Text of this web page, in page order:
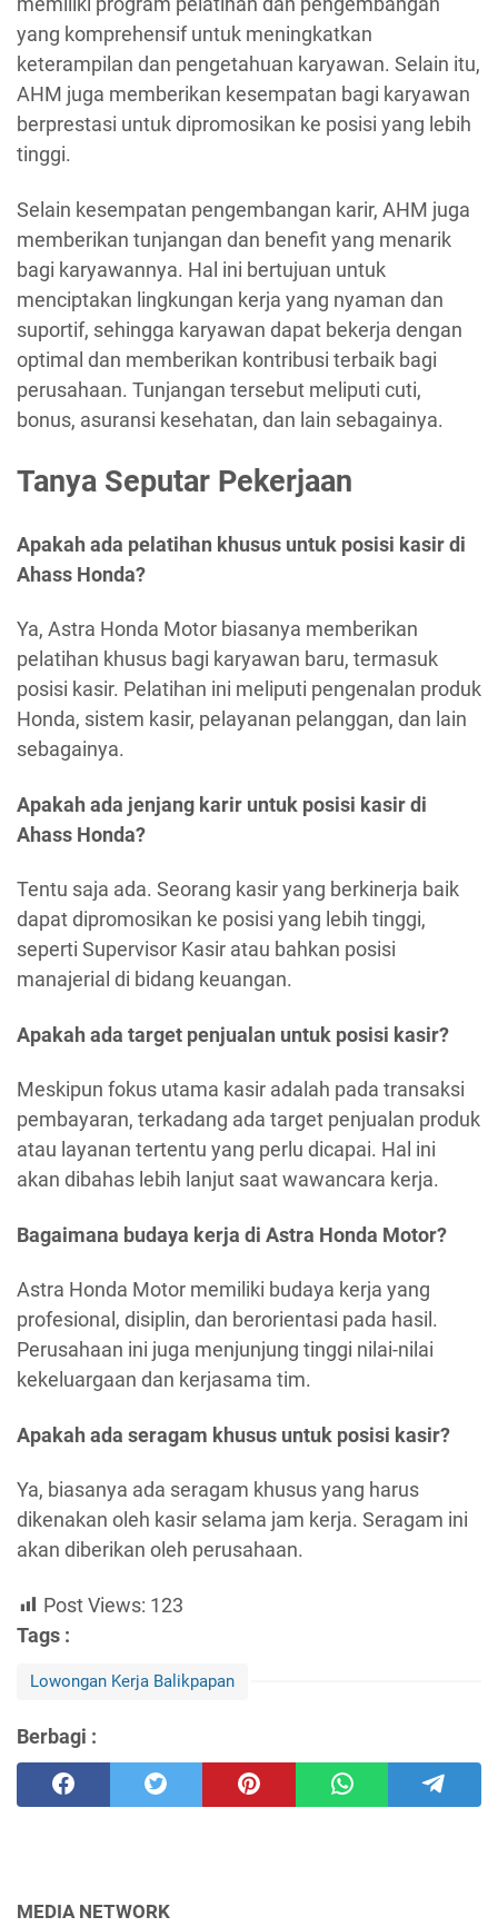
yang komprehensif untuk meningkatkan
keterampilan dan pengetahuan karyawan. Selain itu,
AHM juga memberikan kesempatan bagi karyawan
berprestasi untuk dipromosikan ke posisi yang lebih
tinggi.
Selain kesempatan pengembangan karir, AHM juga
memberikan tunjangan dan benefit yang menarik
bagi karyawannya. Hal ini bertujuan untuk
menciptakan lingkungan kerja yang nyaman dan
suportif, sehingga karyawan dapat bekerja dengan
optimal dan memberikan kontribusi terbaik bagi
perusahaan. Tunjangan tersebut meliputi cuti,
bonus, asuransi kesehatan, dan lain sebagainya.
Tanya Seputar Pekerjaan
Apakah ada pelatihan khusus untuk posisi kasir di
Ahass Honda?
Ya, Astra Honda Motor biasanya memberikan
pelatihan khusus bagi karyawan baru, termasuk
posisi kasir. Pelatihan ini meliputi pengenalan produk
Honda, sistem kasir, pelayanan pelanggan, dan lain
sebagainya.
Apakah ada jenjang karir untuk posisi kasir di
Ahass Honda?
Tentu saja ada. Seorang kasir yang berkinerja baik
dapat dipromosikan ke posisi yang lebih tinggi,
seperti Supervisor Kasir atau bahkan posisi
manajerial di bidang keuangan.
Apakah ada target penjualan untuk posisi kasir?
Meskipun fokus utama kasir adalah pada transaksi
pembayaran, terkadang ada target penjualan produk
atau layanan tertentu yang perlu dicapai. Hal ini
akan dibahas lebih lanjut saat wawancara kerja.
Bagaimana budaya kerja di Astra Honda Motor?
Astra Honda Motor memiliki budaya kerja yang
profesional, disiplin, dan berorientasi pada hasil.
Perusahaan ini juga menjunjung tinggi nilai-nilai
kekeluargaan dan kerjasama tim.
Apakah ada seragam khusus untuk posisi kasir?
Ya, biasanya ada seragam khusus yang harus
dikenakan oleh kasir selama jam kerja. Seragam ini
akan diberikan oleh perusahaan.
Post Views: 123
Tags :
Lowongan Kerja Balikpapan
Berbagi :
MEDIA NETWORK